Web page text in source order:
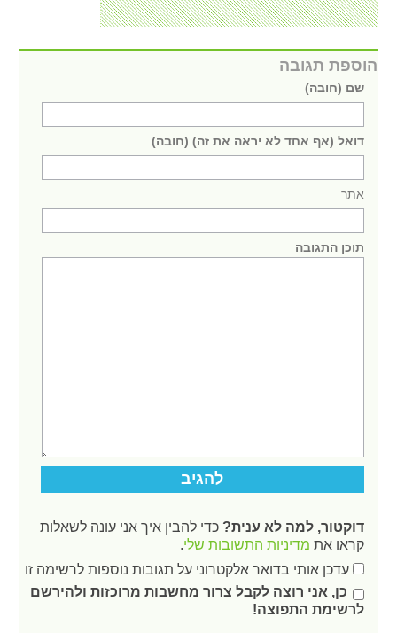
הוספת תגובה
שם (חובה)
דואל (אף אחד לא יראה את זה) (חובה)
אתר
תוכן התגובה
דוקטור, למה לא ענית? כדי להבין איך אני עונה לשאלות
קראו את מדיניות התשובות שלי.
עדכן אותי בדואר אלקטרוני על תגובות נוספות לרשימה זו
כן, אני רוצה לקבל צרור מחשבות מרוכזות ולהירשם
לרשימת התפוצה!